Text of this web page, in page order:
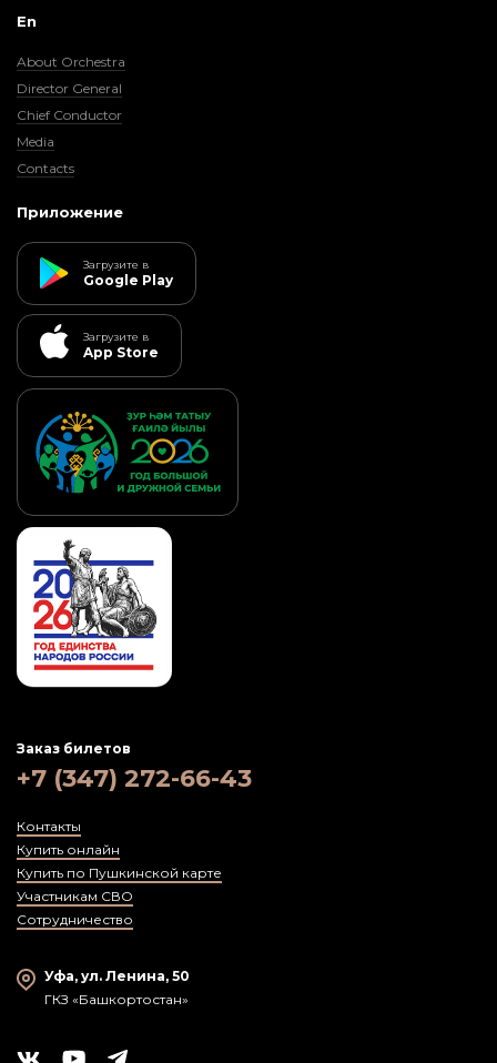
En
About Orchestra
Director General
Chief Conductor
Media
Contacts
Приложение
Загрузите в
Google Play
Загрузите в
App Store
Заказ билетов
+7 (347) 272-66-43
Контакты
Купить онлайн
Купить по Пушкинской карте
Участникам СВО
Сотрудничество
Уфа, ул. Ленина, 50
ГКЗ «Башкортостан»